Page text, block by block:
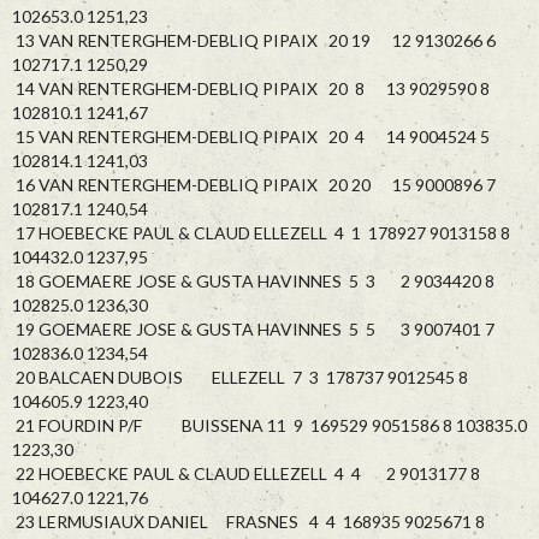
102653.0 1251,23
13 VAN RENTERGHEM-DEBLIQ PIPAIX 20 19 12 9130266 6
102717.1 1250,29
14 VAN RENTERGHEM-DEBLIQ PIPAIX 20 8 13 9029590 8
102810.1 1241,67
15 VAN RENTERGHEM-DEBLIQ PIPAIX 20 4 14 9004524 5
102814.1 1241,03
16 VAN RENTERGHEM-DEBLIQ PIPAIX 20 20 15 9000896 7
102817.1 1240,54
17 HOEBECKE PAUL & CLAUD ELLEZELL 4 1 178927 9013158 8
104432.0 1237,95
18 GOEMAERE JOSE & GUSTA HAVINNES 5 3 2 9034420 8
102825.0 1236,30
19 GOEMAERE JOSE & GUSTA HAVINNES 5 5 3 9007401 7
102836.0 1234,54
20 BALCAEN DUBOIS ELLEZELL 7 3 178737 9012545 8
104605.9 1223,40
21 FOURDIN P/F BUISSENA 11 9 169529 9051586 8 103835.0
1223,30
22 HOEBECKE PAUL & CLAUD ELLEZELL 4 4 2 9013177 8
104627.0 1221,76
23 LERMUSIAUX DANIEL FRASNES 4 4 168935 9025671 8